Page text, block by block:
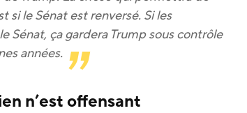
si le Sénat est renversé. Si les
Sénat, ça gardera Trump sous contrôle
années.
n’est offensant